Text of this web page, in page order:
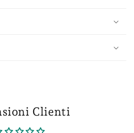
Clienti